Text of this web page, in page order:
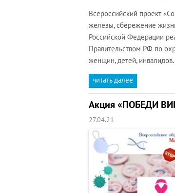
Всероссийский проект
железы, сбережение
Российской Федерации
Правительством РФ по
женщин, детей,
читать далее
Акция «ПОБЕДИ
27.04.21